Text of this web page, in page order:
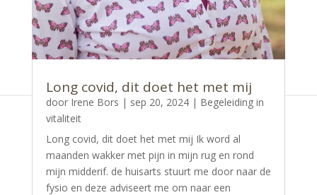
Long covid, dit doet het met mij
door Irene Bors | sep 20, 2024| Begeleiding in
vitaliteit
Long covid, dit doet het met mij Ik word al
maanden wakker met pijn in mijn rug en rond
mijn midderif. de huisarts stuurt me door naar de
fysio en deze adviseert me om naar een